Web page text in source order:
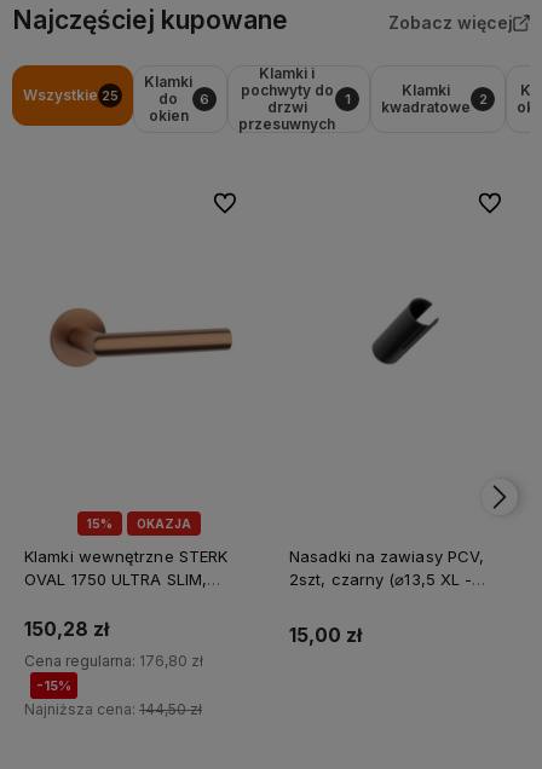
Najczęściej kupowane Zobacz więcej
Wszystkie 25
Klamki
do
okien
6
Klamki i
pochwyty do
drzwi
przesuwnych
1
Klamki
kwadratowe
2
15% OKAZJA
Klamki wewnętrzne STERK
OVAL 1750 ULTRA SLIM,
150,28 zł
Cena regularna: 176,80 zł
-15%
Najniższa cena: 144,50 zł
Do ulubionych
Nasadki na zawiasy PCV,
2szt, czarny (⌀13,5 XL -
15,00 zł
Do